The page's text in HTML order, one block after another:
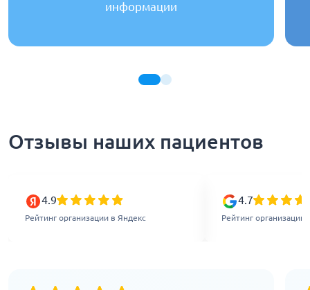
информации
Отзывы наших пациентов
4.9
Рейтинг организации в Яндекс
4.7
Рейтинг организации